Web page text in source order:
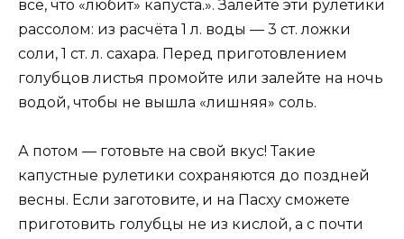
всё, что «любит» капуста.». Залейте эти рулетики
рассолом: из расчёта 1 л. воды — 3 ст. ложки
соли, 1 ст. л. сахара. Перед приготовлением
голубцов листья промойте или залейте на ночь
водой, чтобы не вышла «лишняя» соль.
А потом — готовьте на свой вкус! Такие
капустные рулетики сохраняются до поздней
весны. Если заготовите, и на Пасху сможете
приготовить голубцы не из кислой, а с почти